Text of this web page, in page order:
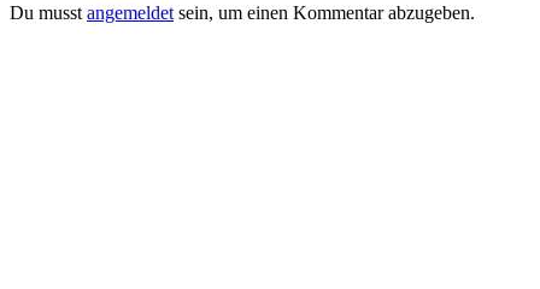
Du musstangemeldetsein, um einen Kommentar abzugeben.